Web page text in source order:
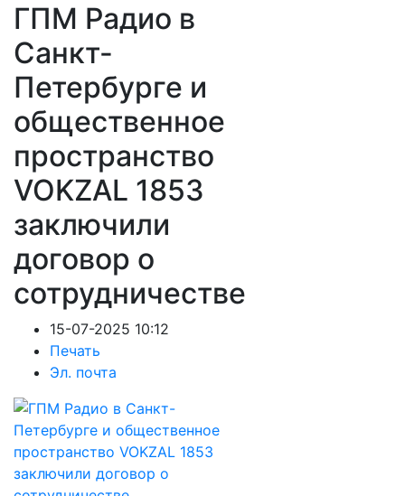
ГПМ Радио в
Санкт-
Петербурге и
общественное
пространство
VOKZAL 1853
заключили
договор о
сотрудничестве
15-07-2025 10:12
Печать
Эл. почта